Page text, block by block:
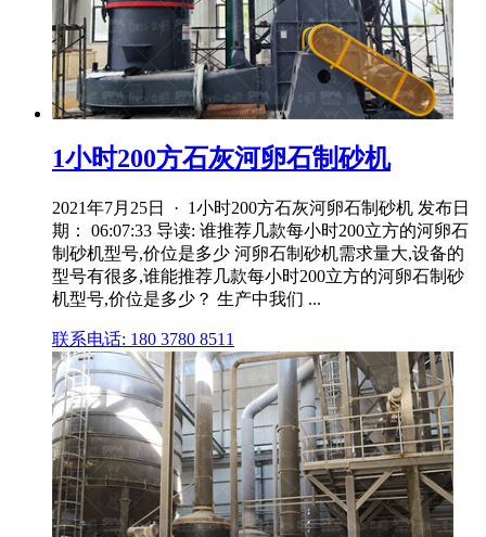
1小时200方石灰河卵石制砂机
2021年7月25日 · 1小时200方石灰河卵石制砂机 发布日
期： 06:07:33 导读: 谁推荐几款每小时200立方的河卵石
制砂机型号,价位是多少 河卵石制砂机需求量大,设备的
型号有很多,谁能推荐几款每小时200立方的河卵石制砂
机型号,价位是多少？ 生产中我们 ...
联系电话: 180 3780 8511